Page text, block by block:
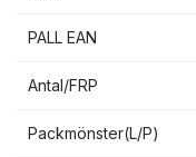
PALL EAN
Antal/FRP
Packmönster(L/P)